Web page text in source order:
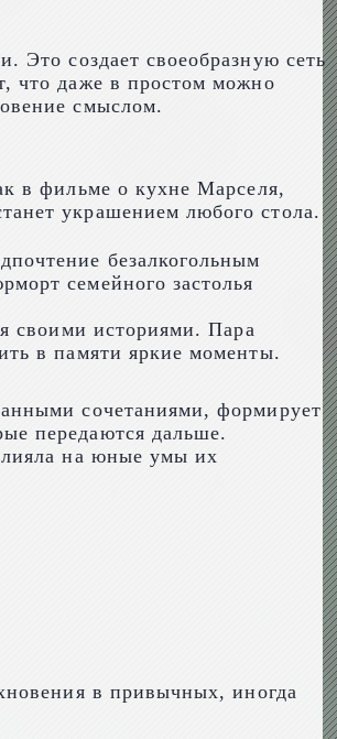
Это создает своеобразную сеть
что даже в простом можно
смыслом.
в фильме о кухне Марселя,
украшением любого стола.
безалкогольным
семейного застолья
своими историями. Пара
в памяти яркие моменты.
сочетаниями, формирует
передаются дальше.
на юные умы их
в привычных, иногда